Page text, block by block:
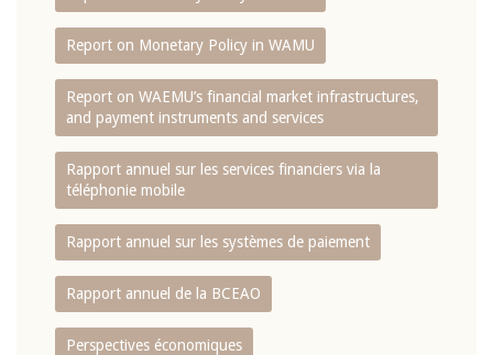
Report on Monetary Policy in WAMU
Report on WAEMU’s financial market infrastructures,
and payment instruments and services
Rapport annuel sur les services financiers via la
téléphonie mobile
Rapport annuel sur les systèmes de paiement
Rapport annuel de la BCEAO
Perspectives économiques